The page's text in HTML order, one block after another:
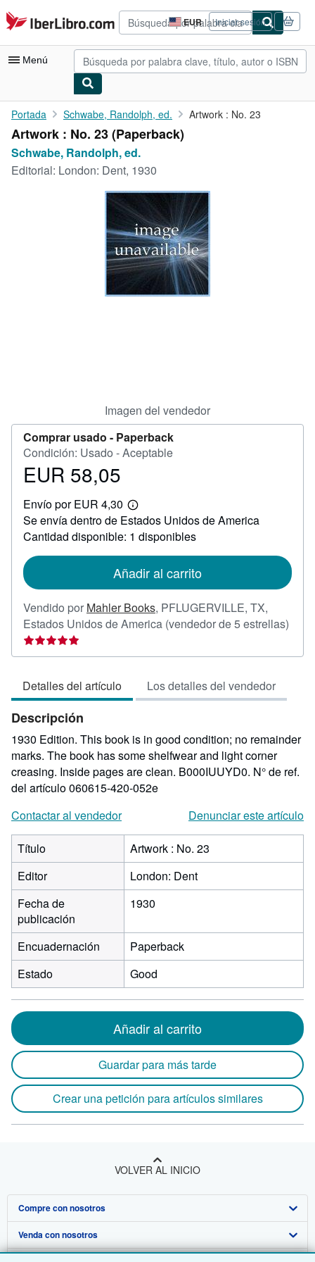
Pasar al contenido principal
IberLibro.com EUR
Preferencias
de
compra
del
Iniciar sesión
Menú
Mi cuenta
Consultar mis pedidos
Búsqueda avanzada
Portada Schwabe, Randolph, ed. Artwork : No. 23
Artwork : No. 23 (Paperback)
Schwabe, Randolph, ed.
Editorial: London: Dent, 1930
Imagen del vendedor
Comprar usado - Paperback
Condición: Usado - Aceptable
Precio
58,05
EUR 58,05
Envío por EUR 4,30
Más
información
sobre
las
envío
Se envía dentro de Estados Unidos de America
Cantidad disponible: 1 disponibles
Añadir al carrito
Vendido por Mahler Books, PFLUGERVILLE, TX,
Estados Unidos de America (vendedor de 5 estrellas)
Detalles del artículo Los detalles del vendedor
Descripción
1930 Edition. This book is in good condition; no remainder
marks. The book has some shelfwear and light corner
creasing. Inside pages are clean. B000IUUYD0. N° de ref.
del artículo 060615-420-052e
Contactar al vendedor
Denunciar este artículo
Título
Artwork : No. 23
Editor
London: Dent
Fecha de
publicación
1930
Encuadernación
Paperback
Estado
Good
Añadir al carrito
Guardar para más tarde
Crear una petición para artículos similares
VOLVER AL INICIO
Compre con nosotros
Búsqueda avanzada
Venda con nosotros